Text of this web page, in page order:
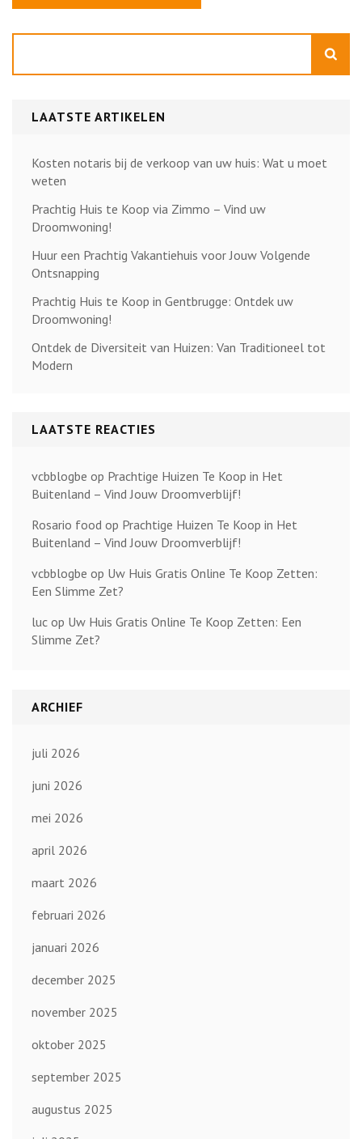
LAATSTE ARTIKELEN
Kosten notaris bij de verkoop van uw huis: Wat u moet
weten
Prachtig Huis te Koop via Zimmo – Vind uw
Droomwoning!
Huur een Prachtig Vakantiehuis voor Jouw Volgende
Ontsnapping
Prachtig Huis te Koop in Gentbrugge: Ontdek uw
Droomwoning!
Ontdek de Diversiteit van Huizen: Van Traditioneel tot
Modern
LAATSTE REACTIES
vcbblogbe op Prachtige Huizen Te Koop in Het
Buitenland – Vind Jouw Droomverblijf!
Rosario food op Prachtige Huizen Te Koop in Het
Buitenland – Vind Jouw Droomverblijf!
vcbblogbe op Uw Huis Gratis Online Te Koop Zetten:
Een Slimme Zet?
luc op Uw Huis Gratis Online Te Koop Zetten: Een
Slimme Zet?
ARCHIEF
juli 2026
juni 2026
mei 2026
april 2026
maart 2026
februari 2026
januari 2026
december 2025
november 2025
oktober 2025
september 2025
augustus 2025